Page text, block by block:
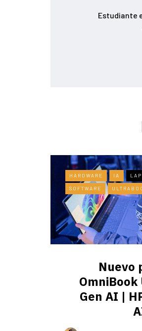
Estudiante
HARDWARE IA
SOFTWARE
Nuevo
Gen AI |